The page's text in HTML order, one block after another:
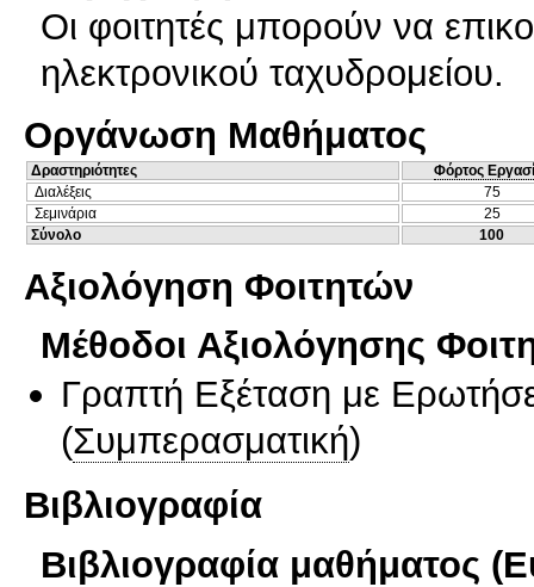
Οι φοιτητές μπορούν να
ηλεκτρονικού ταχυδρομείου.
Οργάνωση Μαθήματος
Δραστηριότητες
Φόρτος
Διαλέξεις
75
Σεμινάρια
25
Σύνολο
100
Αξιολόγηση Φοιτητών
Μέθοδοι Αξιολόγησης
Γραπτή Εξέταση με
(Συμπερασματική)
Βιβλιογραφία
Βιβλιογραφία μαθήματος